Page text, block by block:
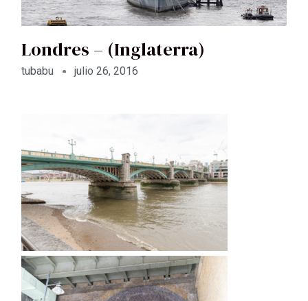
Londres – (Inglaterra)
tubabu julio 26, 2016